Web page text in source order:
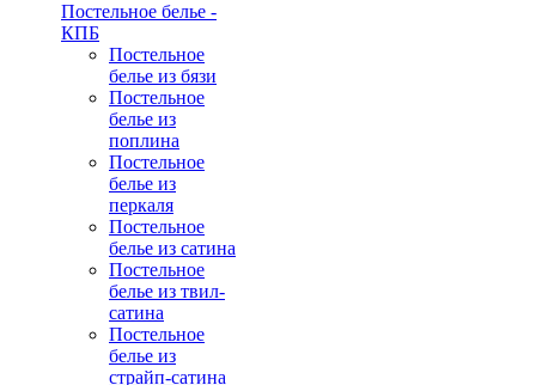
Постельное белье -
КПБ
Постельное
белье из бязи
Постельное
белье из
поплина
Постельное
белье из
перкаля
Постельное
белье из сатина
Постельное
белье из твил-
сатина
Постельное
белье из
страйп-сатина